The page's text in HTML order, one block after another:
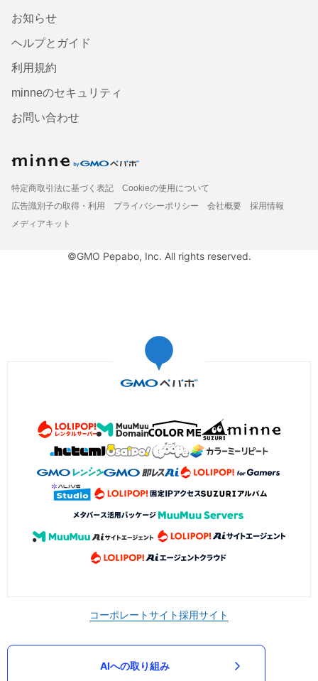
お知らせ
ヘルプとガイド
利用規約
minneのセキュリティ
お問い合わせ
特定商取引法に基づく表記
Cookieの使用について
広告識別子の取得・利用
プライバシーポリシー 会社概要
採用情報
メディアキット
©GMO Pepabo, Inc. All rights reserved.
コーポレートサイト採用サイト
AIへの取り組み